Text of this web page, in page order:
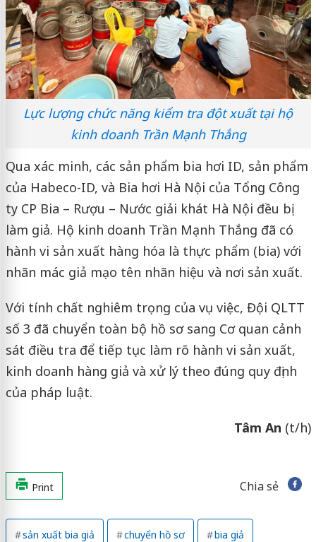
Lực lượng chức năng kiểm tra đột xuất tại hộ
kinh doanh Trần Mạnh Thắng
Qua xác minh, các sản phẩm bia hơi ID, sản phẩm
của Habeco-ID, và Bia hơi Hà Nội của Tổng Công
ty CP Bia – Rượu – Nước giải khát Hà Nội đều bị
làm giả. Hộ kinh doanh Trần Mạnh Thắng đã có
hành vi sản xuất hàng hóa là thực phẩm (bia) với
nhãn mác giả mạo tên nhãn hiệu và nơi sản xuất.
Với tính chất nghiêm trọng của vụ việc, Đội QLTT
số 3 đã chuyển toàn bộ hồ sơ sang Cơ quan cảnh
sát điều tra để tiếp tục làm rõ hành vi sản xuất,
kinh doanh hàng giả và xử lý theo đúng quy định
của pháp luật.
Tâm An (t/h)
Print Chia sẻ
sản xuất bia giả chuyển hồ sơ bia giả